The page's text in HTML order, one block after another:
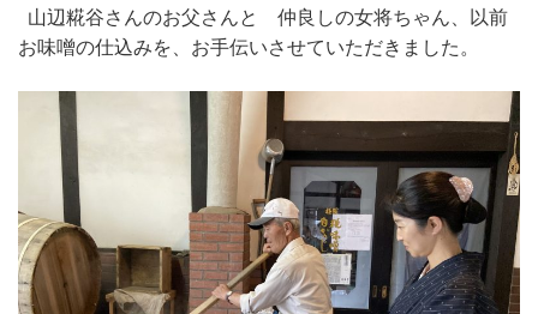
山辺糀谷さんのお父さんと 仲良しの女将ちゃん、以前
お味噌の仕込みを、お手伝いさせていただきました。